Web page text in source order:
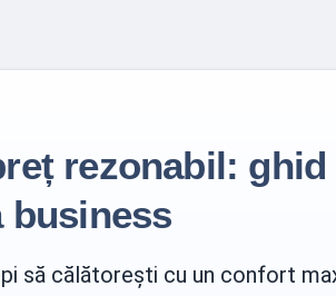
rezonabil: ghid
business
să călătorești cu un confort